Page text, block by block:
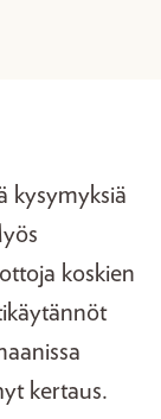
kysymyksiä
koskien
kertaus.